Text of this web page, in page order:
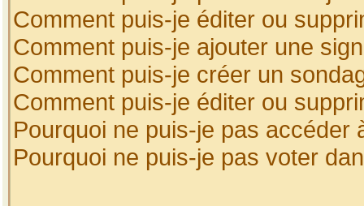
Comment puis-je éditer ou
Comment puis-je ajouter une
Comment puis-je créer un
Comment puis-je éditer ou
Pourquoi ne puis-je pas accéder
Pourquoi ne puis-je pas voter